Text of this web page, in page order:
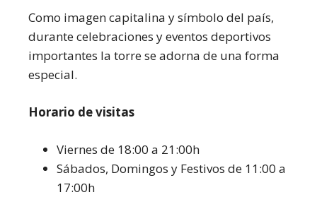
Como imagen capitalina y símbolo del país,
durante celebraciones y eventos deportivos
importantes la torre se adorna de una forma
especial.
Horario de visitas
Viernes de 18:00 a 21:00h
Sábados, Domingos y Festivos de 11:00 a
17:00h